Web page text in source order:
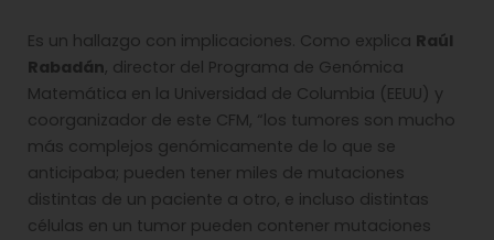
Es un hallazgo con implicaciones. Como explica Raúl
Rabadán, director del Programa de Genómica
Matemática en la Universidad de Columbia (EEUU) y
coorganizador de este CFM, “los tumores son mucho
más complejos genómicamente de lo que se
anticipaba; pueden tener miles de mutaciones
distintas de un paciente a otro, e incluso distintas
células en un tumor pueden contener mutaciones